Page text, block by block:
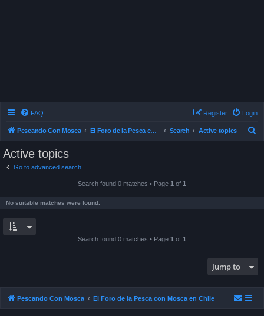
FAQ Login
Register
Pescando Con Mosca El Foro de la Pesca con Mosca en Chile Search Active topics
Active topics
Go to advanced search
Search found 0 matches • Page 1 of 1
No suitable matches were found.
Search found 0 matches • Page 1 of 1
Jump to
Pescando Con Mosca El Foro de la Pesca con Mosca en Chile